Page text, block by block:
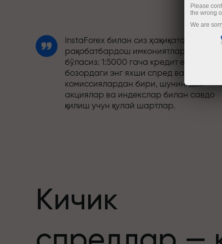
InstaForex билан сиз ҳақиқатан
рақобатбардош имкониятларга эга
бўласиз: 1:5000 гача кредит елкаси,
бозордаги энг яхши спред ва
комиссиялардан бири, шунингдек
акциялар ва индекслар билан савдо
қилиш учун қулай шартлар.
Aleš Loprais савдо оламига интилиш ва
Кичик
Please
the wrong
We are